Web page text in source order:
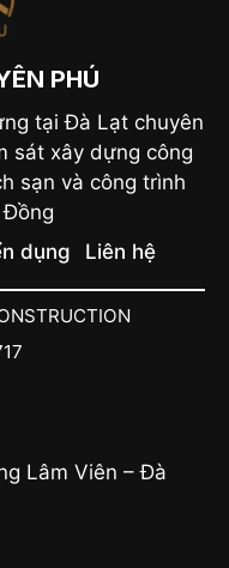
PHÚ
tại Đà Lạt chuyên
sát xây dựng công
sạn và công trình
dụng Liên hệ
Lâm Viên – Đà